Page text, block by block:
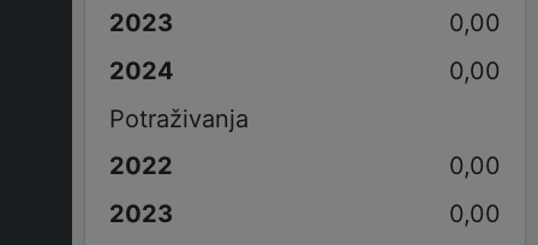
0,00
0,00
Potraživanja
0,00
0,00